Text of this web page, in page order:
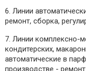
6. Линии
ремонт, сборка,
7. Линии комплексно-
кондитерских,
автоматические в
производстве -